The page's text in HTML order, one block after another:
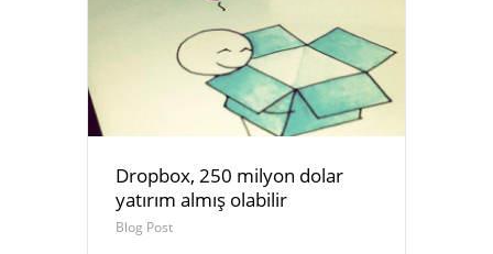
Dropbox, 250 milyon dolar
yatırım almış olabilir
Blog Post